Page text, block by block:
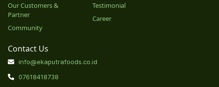
Our Customers &
Partner
Community
Testimonial
Career
Contact Us
info@ekaputrafoods.co.id
07618418738